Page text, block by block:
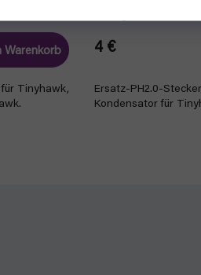
Warenkorb
für Tinyhawk,
4 €
Ersatz-PH2.0-
Kondensator für